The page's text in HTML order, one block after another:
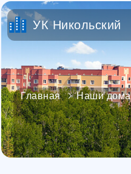
УК Никольский
Главная Наши дома